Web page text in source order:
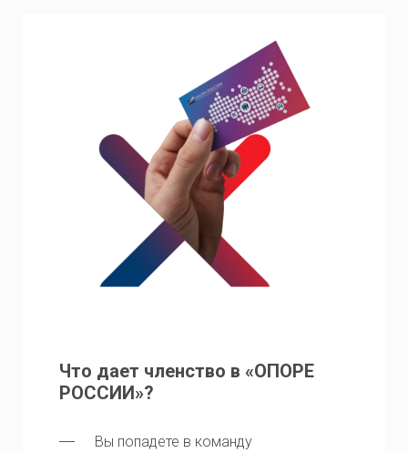
Что дает членство в «ОПОРЕ
РОССИИ»?
Вы попадете в команду